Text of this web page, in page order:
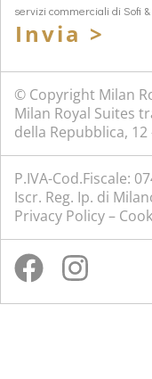
servizi commerciali di Sofi
Invia >
© Copyright Milan
Milan Royal Suites
della Repubblica,
P.IVA-Cod.Fiscale:
Iscr. Reg. Ip. di
Privacy Policy–